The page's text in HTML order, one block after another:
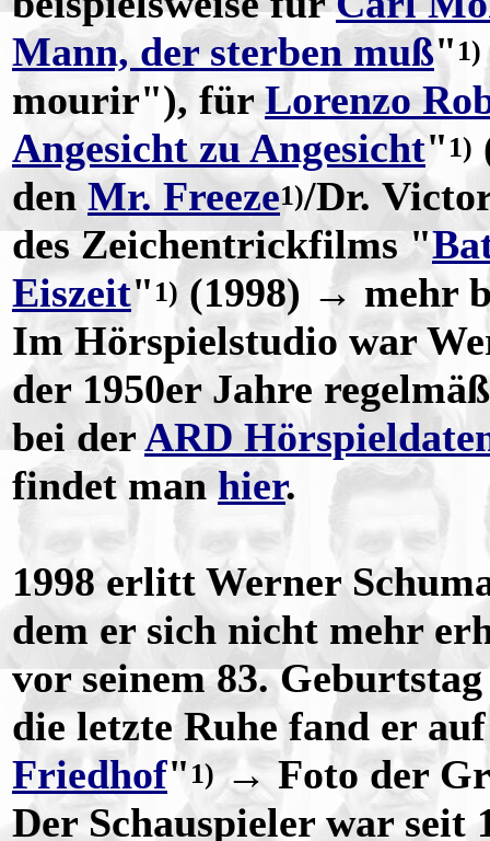
Mann, der sterben muß" 1)
mourir"), fürLorenzo
Angesicht zu Angesicht" 1)
den Mr. Freeze1)/Dr.
des Zeichentrickfilms "
Eiszeit" 1) (1998) → mehr
Im Hörspielstudio war
der 1950er Jahre
bei derARD
findet manhier.
1998 erlitt Werner
dem er sich nicht mehr
vor seinem 83.
die letzte Ruhe fand er
Friedhof" 1)→ Foto der
Der Schauspieler war